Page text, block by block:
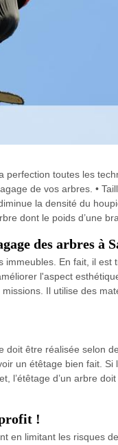
toutes les
de vos arbres. •
la densité du
dont le poids d’une
des arbres à
En fait, il
l'aspect
Il utilise des
doit être réalisée selon
un étêtage bien fait.
l’étêtage d’un arbre
!
en limitant les risques